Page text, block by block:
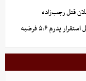
قتل رجب‌زاده
فرزند شهید لاریجانی: درباره نحوه افشای محل استقرار پدرم ۵،۶ فرضیه